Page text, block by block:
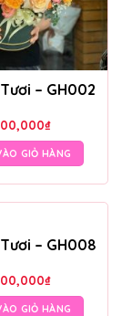
– GH002
₫
GIỎ HÀNG
– GH008
₫
GIỎ HÀNG